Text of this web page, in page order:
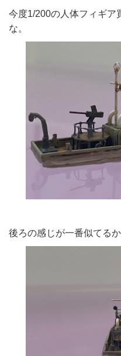
今度1/200の人体フィギア
な。
後ろの感じが一番似てる